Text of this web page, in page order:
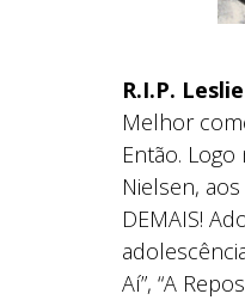
R.I.P.
Melhor
Então.
Nielsen,
DEMAIS!
Aí”, “A